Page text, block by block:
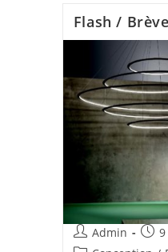
Flash /
Admin